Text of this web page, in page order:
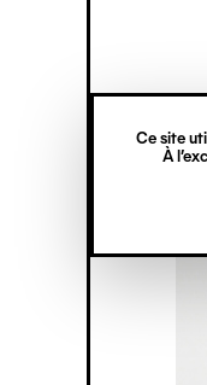
Ce site
À
principal
verticale